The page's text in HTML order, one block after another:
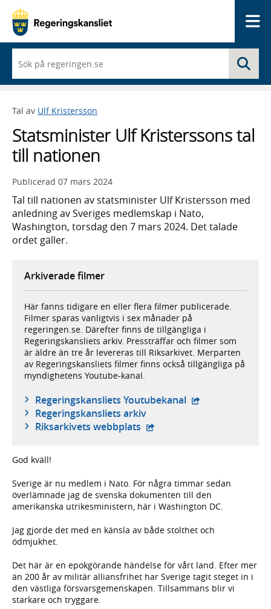
du
börjar
skriva
framträder
lista
med
sökförslag
Tal av Ulf Kristersson
Statsminister Ulf Kristerssons tal
till nationen
Publicerad 07 mars 2024
Tal till nationen av statsminister Ulf Kristersson med
anledning av Sveriges medlemskap i Nato,
Washington, torsdag den 7 mars 2024. Det talade
ordet gäller.
Arkiverade filmer
Här fanns tidigare en eller flera filmer publicerade.
Filmer sparas vanligtvis i sex månader på
regeringen.se. Därefter finns de tillgängliga i
Regeringskansliets arkiv. Pressträffar och filmer som
är äldre än tre år levereras till Riksarkivet. Merparten
av Regeringskansliets filmer finns också tillgängliga på
myndighetens Youtube-kanal.
Regeringskansliets Youtubekanal - extern
Regeringskansliets arkiv
Riksarkivets webbplats - extern webbplats,
God kväll!
Sverige är nu medlem i Nato. För några timmar sedan
överlämnade jag de svenska dokumenten till den
amerikanska utrikesministern, här i Washington DC.
Jag gjorde det med en känsla av både stolthet och
ödmjukhet.
Det här är en epokgörande händelse för vårt land. Efter mer
än 200 år av militär alliansfrihet har Sverige tagit steget in i
den västliga försvarsgemenskapen. Tillsammans blir vi
starkare och tryggare.